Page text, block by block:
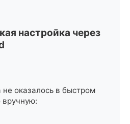
настройка через
не оказалось в быстром
вручную: